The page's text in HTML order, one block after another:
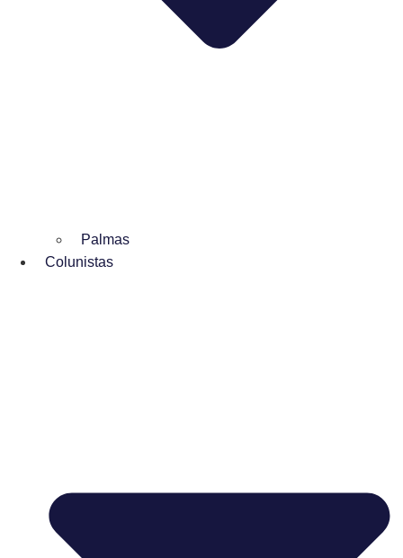
Palmas
Colunistas